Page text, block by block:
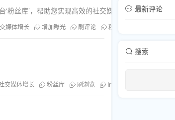
粉丝库’，帮助您实现高效的社交媒体营销。
媒体增长 增加曝光 刷评论 粉丝库
交媒体增长 粉丝库 刷浏览 Instagram优化
最新评论
搜索